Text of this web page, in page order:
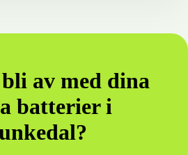
av med dina
batterieri
?